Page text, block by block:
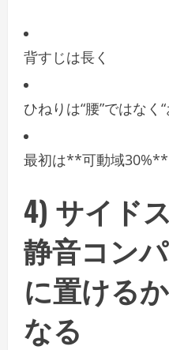
背すじは長く
ひねりは“腰”ではなく
最初は**可動域
4) サイド
静音コン
に置ける
なる